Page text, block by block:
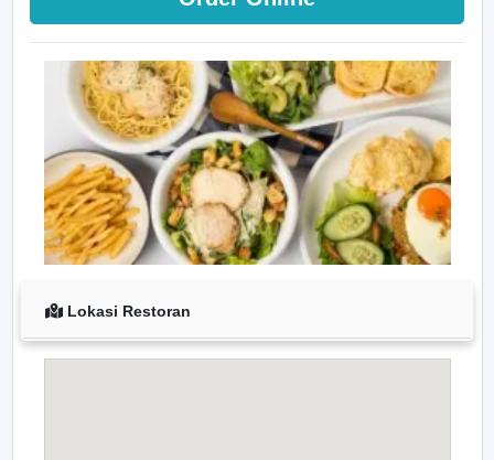
Lokasi Restoran